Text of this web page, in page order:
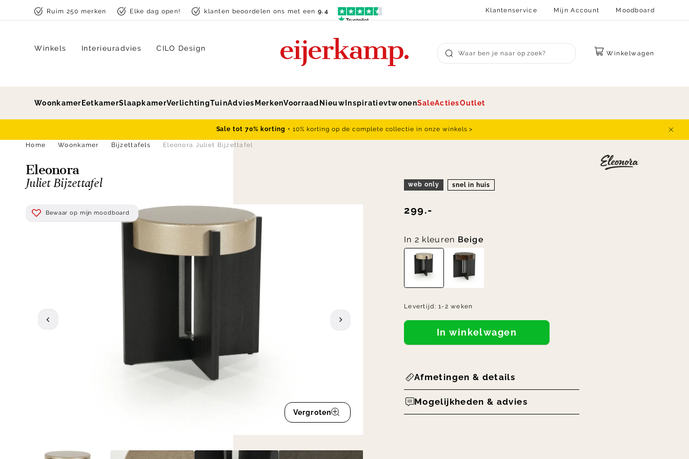
Skip to contentRuim 250 merken Elke dag open! klanten beoordelen ons met een9.4 Klantenservice Mijn Account Moodboard
Submit search
Winkelwagen
Winkels Interieuradvies CILO Design
Woonkamer EetkamerSlaapkamerVerlichtingTuinAdvies MerkenVoorraad Nieuw InspiratievtwonenSaleActiesOutlet
Sale tot 70% korting + 10% korting op de complete collectie in onze winkels >
Home
Woonkamer Bijzettafels Eleonora Juliet Bijzettafel
Eleonora
Juliet Bijzettafel
Bewaar op mijn moodboard
Vergroten
web only snel in huis
299.-
In 2 kleuren Beige
Levertijd:1-2 weken
In winkelwagen
Afmetingen & details
Mogelijkheden & advies